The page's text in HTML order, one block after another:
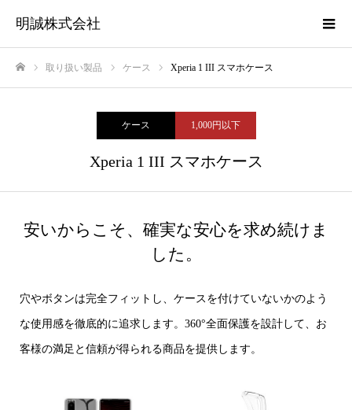
明誠株式会社
取り扱い製品 ケース Xperia 1 III スマホケース
ケース 1,000円以下
Xperia 1 III スマホケース
安いからこそ、確実な安心を求め続けま
した。
穴やボタンは完全フィットし、ケースを付けていないかのよう
な使用感を徹底的に追求します。360°全面保護を設計して、お
客様の満足と信頼が得られる商品を提供します。